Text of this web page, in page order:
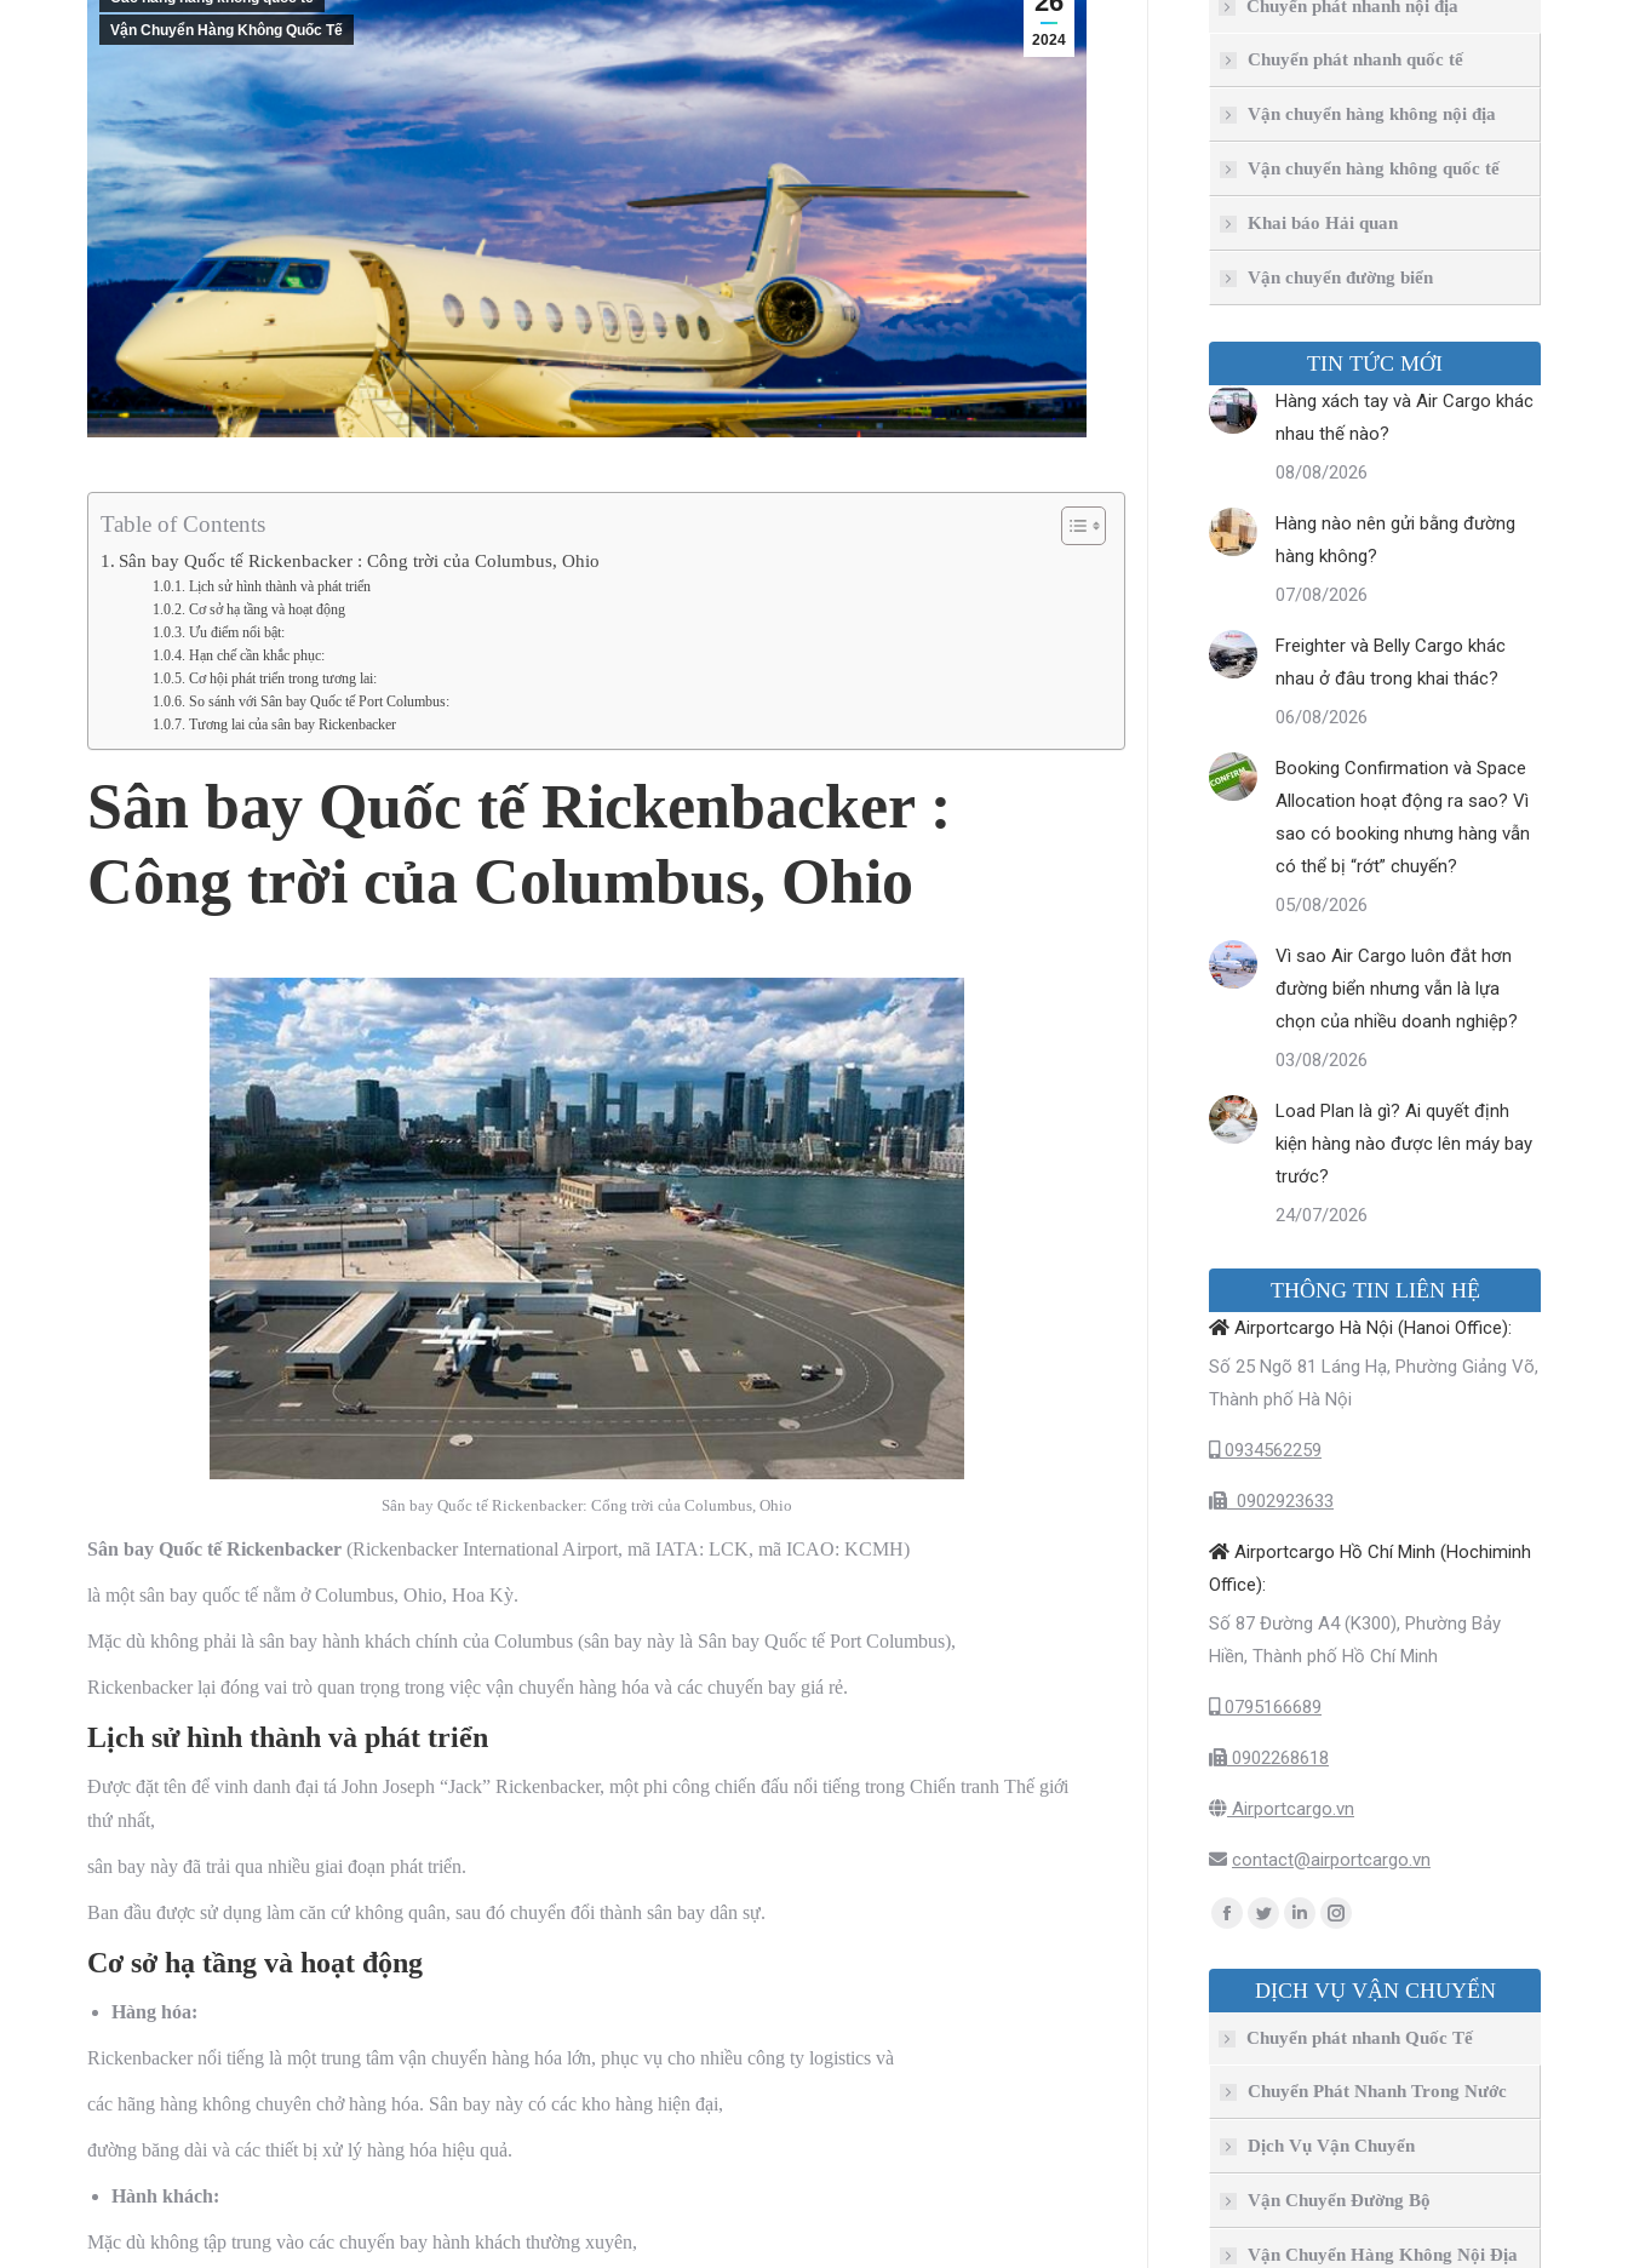
2024
Vận Chuyển Hàng Không Quốc Tế
Table of Contents
Sân bay Quốc tế Rickenbacker : Công trời của Columbus, Ohio
Lịch sử hình thành và phát triển
Cơ sở hạ tầng và hoạt động
Ưu điểm nổi bật:
Hạn chế cần khắc phục:
Cơ hội phát triển trong tương lai:
So sánh với Sân bay Quốc tế Port Columbus:
Tương lai của sân bay Rickenbacker
Sân bay Quốc tế Rickenbacker :
Công trời của Columbus, Ohio
Sân bay Quốc tế Rickenbacker: Cổng trời của Columbus, Ohio
Sân bay Quốc tế Rickenbacker (Rickenbacker International Airport, mã IATA: LCK, mã ICAO: KCMH)
là một sân bay quốc tế nằm ở Columbus, Ohio, Hoa Kỳ.
Mặc dù không phải là sân bay hành khách chính của Columbus (sân bay này là Sân bay Quốc tế Port Columbus),
Rickenbacker lại đóng vai trò quan trọng trong việc vận chuyển hàng hóa và các chuyến bay giá rẻ.
Lịch sử hình thành và phát triển
Được đặt tên để vinh danh đại tá John Joseph “Jack” Rickenbacker, một phi công chiến đấu nổi tiếng trong Chiến tranh Thế giới
thứ nhất,
sân bay này đã trải qua nhiều giai đoạn phát triển.
Ban đầu được sử dụng làm căn cứ không quân, sau đó chuyển đổi thành sân bay dân sự.
Cơ sở hạ tầng và hoạt động
Hàng hóa:
Rickenbacker nổi tiếng là một trung tâm vận chuyển hàng hóa lớn, phục vụ cho nhiều công ty logistics và
các hãng hàng không chuyên chở hàng hóa. Sân bay này có các kho hàng hiện đại,
đường băng dài và các thiết bị xử lý hàng hóa hiệu quả.
Hành khách:
Mặc dù không tập trung vào các chuyến bay hành khách thường xuyên,
Chuyển phát nhanh nội địa
Chuyển phát nhanh quốc tế
Vận chuyển hàng không nội địa
Vận chuyển hàng không quốc tế
Khai báo Hải quan
Vận chuyển đường biển
TIN TỨC MỚI
Hàng xách tay và Air Cargo khác
nhau thế nào?
08/08/2026
Hàng nào nên gửi bằng đường
hàng không?
07/08/2026
Freighter và Belly Cargo khác
nhau ở đâu trong khai thác?
06/08/2026
Booking Confirmation và Space
Allocation hoạt động ra sao? Vì
sao có booking nhưng hàng vẫn
có thể bị “rớt” chuyến?
05/08/2026
Vì sao Air Cargo luôn đắt hơn
đường biển nhưng vẫn là lựa
chọn của nhiều doanh nghiệp?
03/08/2026
Load Plan là gì? Ai quyết định
kiện hàng nào được lên máy bay
trước?
24/07/2026
THÔNG TIN LIÊN HỆ
Airportcargo Hà Nội (Hanoi Office):
Số 25 Ngõ 81 Láng Hạ, Phường Giảng Võ,
Thành phố Hà Nội
0934562259
0902923633
Airportcargo Hồ Chí Minh (Hochiminh
Office):
Số 87 Đường A4 (K300), Phường Bảy
Hiền, Thành phố Hồ Chí Minh
0795166689
0902268618
Airportcargo.vn
contact@airportcargo.vn
Find us on:
Facebook
opens
window
Twitter
opens
new
window
Linkedin
opens
new
window
Instagram
opens
window
DỊCH VỤ VẬN CHUYỂN
Chuyển phát nhanh Quốc Tế
Chuyển Phát Nhanh Trong Nước
Dịch Vụ Vận Chuyển
Vận Chuyển Đường Bộ
Vận Chuyển Hàng Không Nội Địa